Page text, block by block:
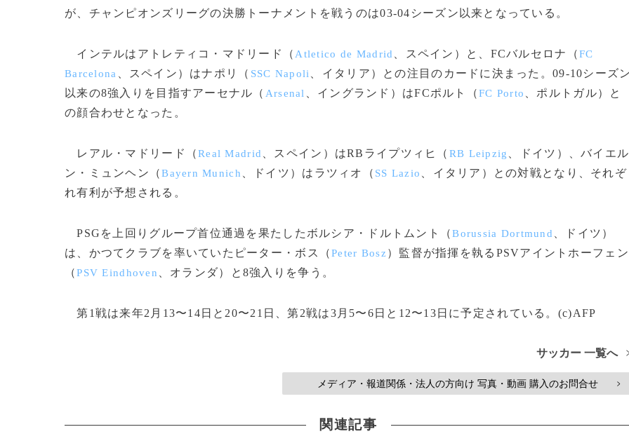
が、チャンピオンズリーグの決勝トーナメントを戦うのは03-04シーズン以来となっている。
インテルはアトレティコ・マドリード（ Atletico de Madrid 、スペイン）と、FCバルセロナ（FC
Barcelona
、スペイン）はナポリ（ SSC Napoli
、イタリア）との注目のカードに決まった。09-10シーズ
以来の8強入りを目指すアーセナル（ Arsenal 、イングランド）はFCポルト（FC Porto
、ポルトガル）と
の顔合わせとなった。
レアル・マドリード（Real Madrid 、スペイン）はRBライプツィヒ（ RB Leipzig
、ドイツ）、バイエル
ン・ミュンヘン（Bayern Munich 、ドイツ）はラツィオ（ SS Lazio
、イタリア）との対戦となり、それぞ
れ有利が予想される。
PSGを上回りグループ首位通過を果たしたボルシア・ドルトムント（Borussia Dortmund
、ドイツ）
は、かつてクラブを率いていたピーター・ボス（Peter Bosz）監督が指揮を執るPSVアイントホーフェン
（PSV Eindhoven 、オランダ）と8強入りを争う。
第1戦は来年2月13〜14日と20〜21日、第2戦は3月5〜6日と12〜13日に予定されている。(c)AFP
サッカー 一覧へ
メディア・報道関係・法人の方向け 写真・動画 購入のお問合せ >
関連記事